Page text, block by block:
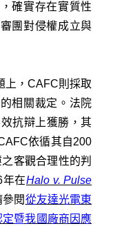
確實存在實質性
團對侵權成立與
上，CAFC則採取
相關裁定。法院
抗辯上獲勝，其
依循其自200
客觀合理性的判
在Halo v. Pulse
閱從友達光電東
暨我國廠商因應